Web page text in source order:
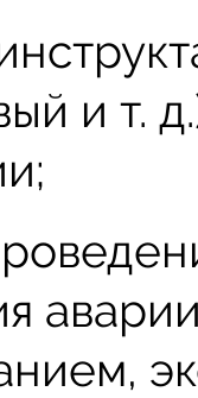
и т.